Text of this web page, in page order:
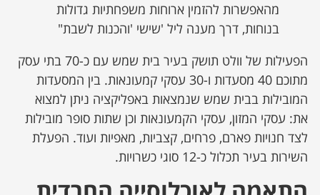
מהאפשרות להזמין ארוחות משפחתיות גדולות
בנוחות, דרך מענה ליל 'שישי 'והכנות לשבת"
הפעילות של וולט תושק בעיר בית שמש עם כ-70 בתי עסק
מתוכם 40 מסעדות ו-30 עסקי קמעונאות. בין המסעדות
המובילות בבית שמש שנמצאות באפליקציה ניתן למצוא
את: עסקי המזון, עסקי הקמעונאות וכן שתות סופר מובילות
לצד חנויות פארם, פרחים, קצביות, מאפיות ועוד. הפעלת
השירות בעיר תכלול כ-12 סוגי כשרויות.